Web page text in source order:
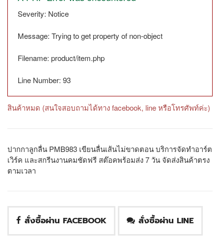
Severity: Notice
Message: Trying to get property of non-object
Filename: product/item.php
Line Number: 93
สินค้าหมด (สนใจสอบถามได้ทาง facebook, line หรือโทรศัพท์ค่ะ)
ปากกาลูกลื่น PMB983 เขียนลื่นเส้นไม่ขาดตอน บริการจัดทำอาร์ต
เวิร์ค และสกรีนงานคมชัดฟรี สต๊อคพร้อมส่ง 7 วัน จัดส่งสินค้าตรง
ตามเวลา
สั่งซื้อผ่าน FACEBOOK สั่งซื้อผ่าน LINE